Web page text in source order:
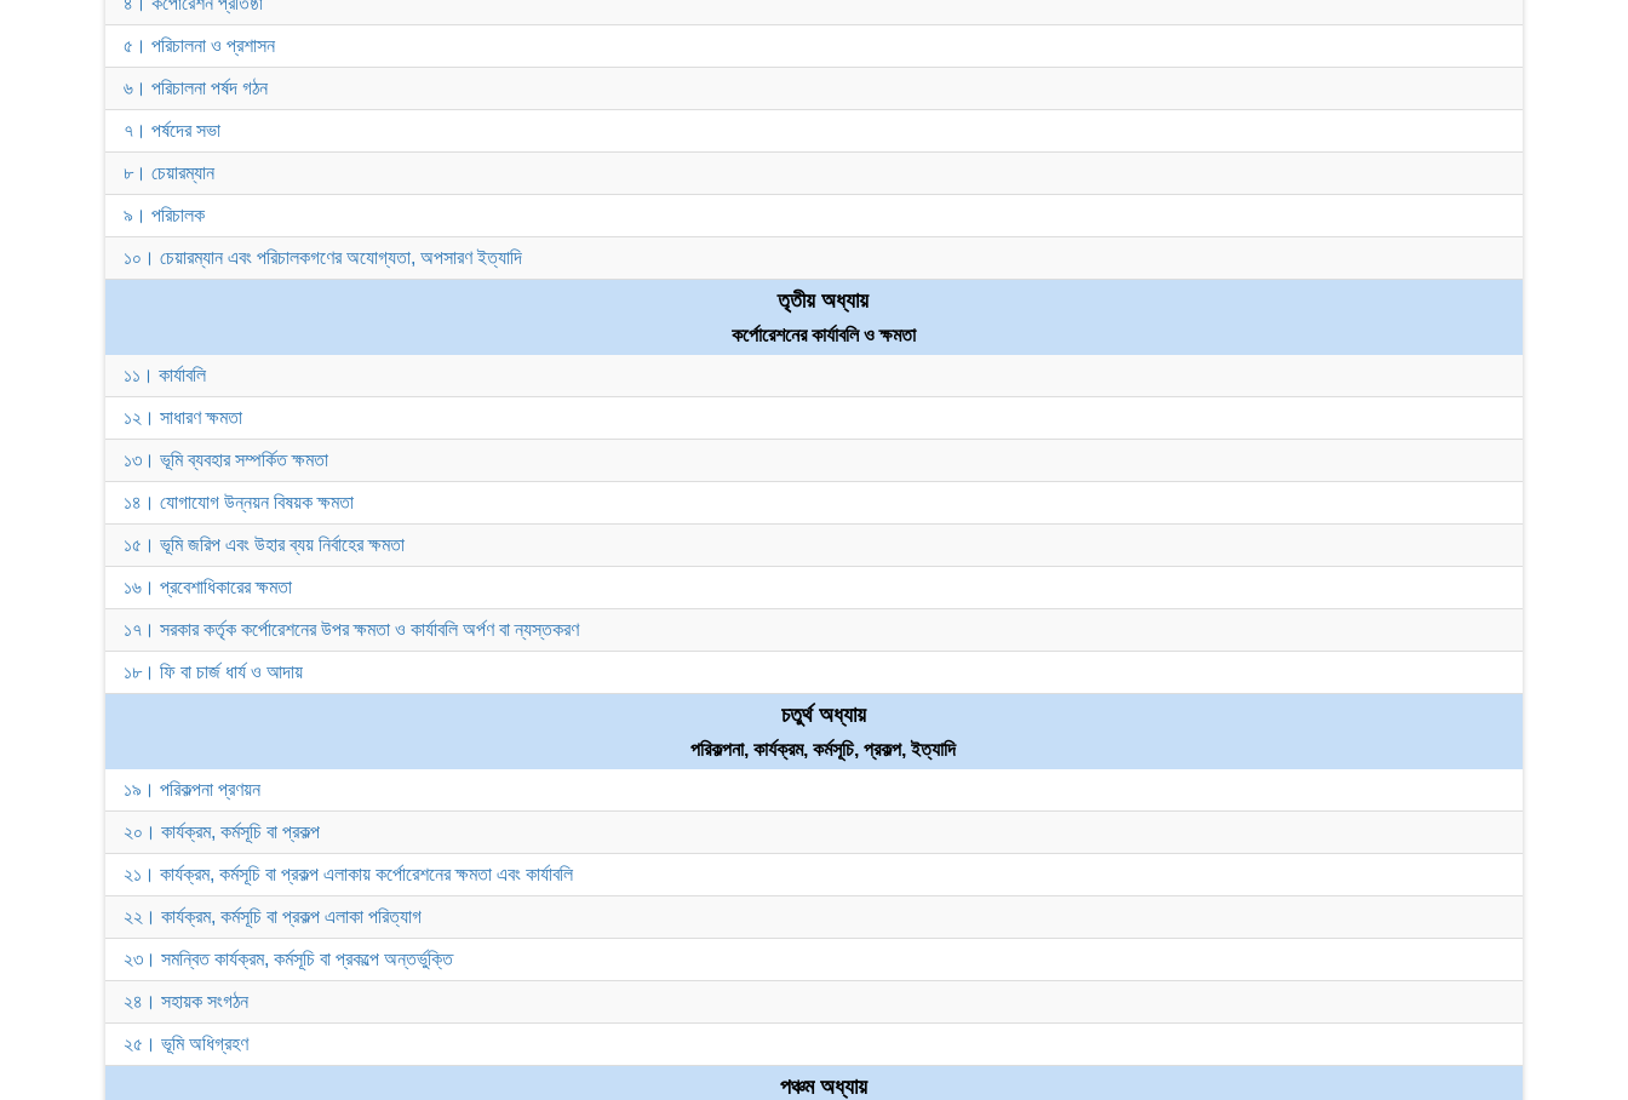
৫। পরিচালনা ও প্রশাসন
৬। পরিচালনা পর্ষদ গঠন
৭। পর্ষদের সভা
৮। চেয়ারম্যান
৯। পরিচালক
১০। চেয়ারম্যান এবং পরিচালকগণের অযোগ্যতা, অপসারণ ইত্যাদি
তৃতীয় অধ্যায়
কর্পোরেশনের কার্যাবলি ও ক্ষমতা
১১। কার্যাবলি
১২। সাধারণ ক্ষমতা
১৩। ভূমি ব্যবহার সম্পর্কিত ক্ষমতা
১৪। যোগাযোগ উন্নয়ন বিষয়ক ক্ষমতা
১৫। ভূমি জরিপ এবং উহার ব্যয় নির্বাহের ক্ষমতা
১৬। প্রবেশাধিকারের ক্ষমতা
১৭। সরকার কর্তৃক কর্পোরেশনের উপর ক্ষমতা ও কার্যাবলি অর্পণ বা ন্যস্তকরণ
১৮। ফি বা চার্জ ধার্য ও আদায়
চতুর্থ অধ্যায়
পরিকল্পনা, কার্যক্রম, কর্মসূচি, প্রকল্প, ইত্যাদি
১৯। পরিকল্পনা প্রণয়ন
২০। কার্যক্রম, কর্মসূচি বা প্রকল্প
২১। কার্যক্রম, কর্মসূচি বা প্রকল্প এলাকায় কর্পোরেশনের ক্ষমতা এবং কার্যাবলি
২২। কার্যক্রম, কর্মসূচি বা প্রকল্প এলাকা পরিত্যাগ
২৩। সমন্বিত কার্যক্রম, কর্মসূচি বা প্রকল্পে অন্তর্ভুক্তি
২৪। সহায়ক সংগঠন
২৫। ভূমি অধিগ্রহণ
পঞ্চম অধ্যায়